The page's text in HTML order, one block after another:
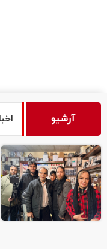
آرشیو